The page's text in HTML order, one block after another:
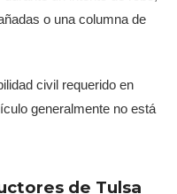
o una columna de
civil requerido en
generalmente no está
de Tulsa